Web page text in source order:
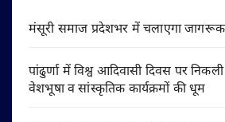
मंसूरी समाज प्रदेशभर में चलाएगा
पांढुर्णा में विश्व आदिवासी दिवस पर
वेशभूषा व सांस्कृतिक कार्यक्रमों की धूम